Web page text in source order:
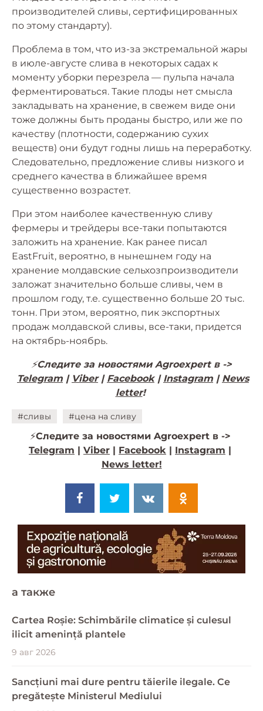
производителей сливы, сертифицированных
по этому стандарту).
Проблема в том, что из-за экстремальной жары
в июле-августе слива в некоторых садах к
моменту уборки перезрела — пульпа начала
ферментироваться. Такие плоды нет смысла
закладывать на хранение, в свежем виде они
тоже должны быть проданы быстро, или же по
качеству (плотности, содержанию сухих
веществ) они будут годны лишь на переработку.
Следовательно, предложение сливы низкого и
среднего качества в ближайшее время
существенно возрастет.
При этом наиболее качественную сливу
фермеры и трейдеры все-таки попытаются
заложить на хранение. Как ранее писал
EastFruit, вероятно, в нынешнем году на
хранение молдавские сельхозпроизводители
заложат значительно больше сливы, чем в
прошлом году, т.е. существенно больше 20 тыс.
тонн. При этом, вероятно, пик экспортных
продаж молдавской сливы, все-таки, придется
на октябрь-ноябрь.
⚡️Следите за новостями Agroexpert в ->
Telegram | Viber| Facebook| Instagram | News
letter!
#сливы #цена на сливу
⚡️Следите за новостями Agroexpert в ->
Telegram | Viber | Facebook | Instagram |
News letter!
a также
Cartea Roșie: Schimbările climatice și culesul
ilicit amenință plantele
9 авг 2026
Sancțiuni mai dure pentru tăierile ilegale. Ce
pregătește Ministerul Mediului